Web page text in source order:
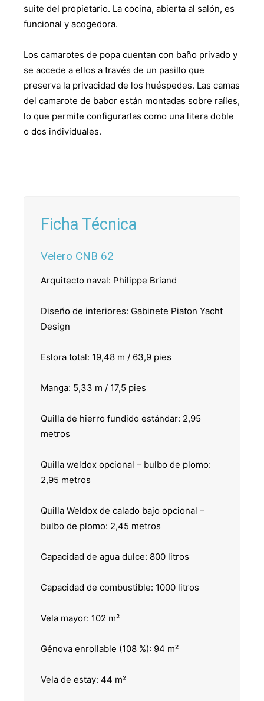
suite del propietario. La cocina, abierta al salón, es
funcional y acogedora.
Los camarotes de popa cuentan con baño privado y
se accede a ellos a través de un pasillo que
preserva la privacidad de los huéspedes. Las camas
del camarote de babor están montadas sobre raíles,
lo que permite configurarlas como una litera doble
o dos individuales.
Ficha Técnica
Velero CNB 62
Arquitecto naval: Philippe Briand
Diseño de interiores: Gabinete Piaton Yacht
Design
Eslora total: 19,48 m / 63,9 pies
Manga: 5,33 m / 17,5 pies
Quilla de hierro fundido estándar: 2,95
metros
Quilla weldox opcional – bulbo de plomo:
2,95 metros
Quilla Weldox de calado bajo opcional –
bulbo de plomo: 2,45 metros
Capacidad de agua dulce: 800 litros
Capacidad de combustible: 1000 litros
Vela mayor: 102 m²
Génova enrollable (108 %): 94 m²
Vela de estay: 44 m²